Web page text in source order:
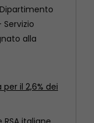
il 2,6% dei
italiane
un’infezione
per le